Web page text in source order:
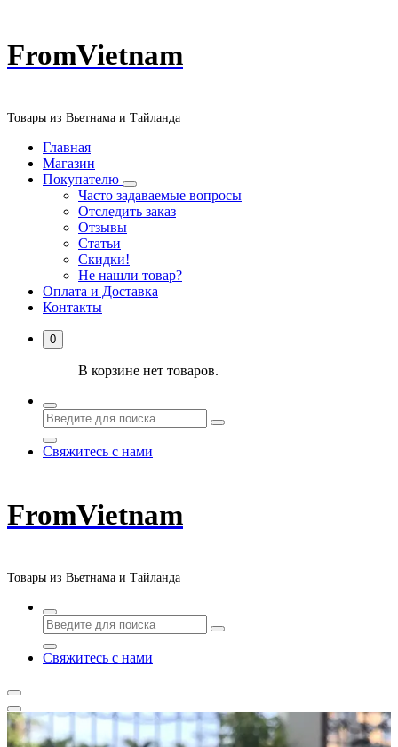
Перейти
к
FromVietnam
Товары из Вьетнама и Тайланда
Главная
Магазин
Покупателю
Часто задаваемые вопросы
Отследить заказ
Отзывы
Статьи
Скидки!
Не нашли товар?
Оплата и Доставка
Контакты
0
В корзине нет товаров.
Свяжитесь с нами
FromVietnam
Товары из Вьетнама и Тайланда
Свяжитесь с нами